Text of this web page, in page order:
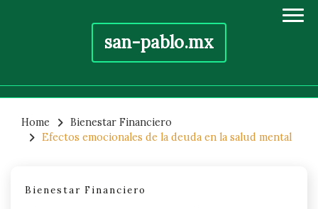
san-pablo.mx
content
Home
Bienestar Financiero
Efectos emocionales de la deuda en la salud mental
Bienestar Financiero